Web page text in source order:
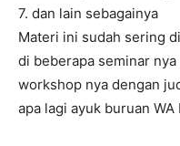
7. dan lain sebagainya
Materi ini sudah sering
di beberapa seminar
workshop nya dengan
apa lagi ayuk buruan WA